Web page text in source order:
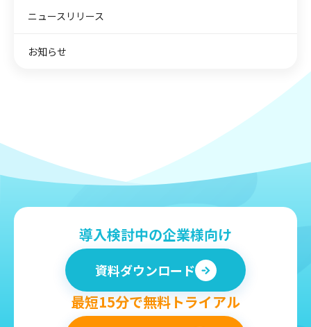
ニュースリリース
お知らせ
導入検討中の企業様向け
資料ダウンロード
最短15分で無料トライアル